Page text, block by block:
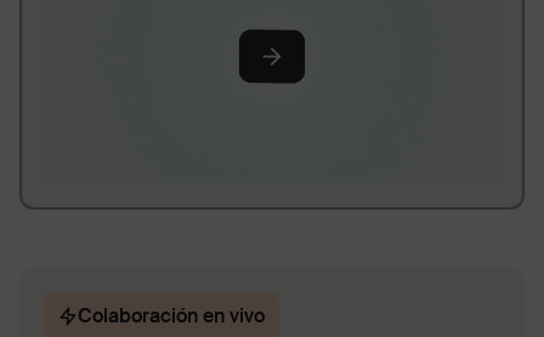
Colaboración en vivo